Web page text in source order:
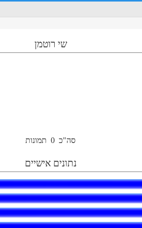
שי רוטמן
סה"כ 0 תמונות
נתונים אישיים